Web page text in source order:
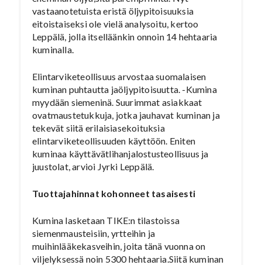
vastaanotetuista eristä öljypitoisuuksia
eitoistaiseksi ole vielä analysoitu, kertoo
Leppälä, jolla itselläänkin onnoin 14 hehtaaria
kuminalla.
Elintarviketeollisuus arvostaa suomalaisen
kuminan puhtautta jaöljypitoisuutta. -Kumina
myydään siemeninä. Suurimmat asiakkaat
ovatmaustetukkuja, jotka jauhavat kuminan ja
tekevät siitä erilaisiasekoituksia
elintarviketeollisuuden käyttöön. Eniten
kuminaa käyttävätlihanjalostusteollisuus ja
juustolat, arvioi Jyrki Leppälä.
Tuottajahinnat kohonneet tasaisesti
Kumina lasketaan TIKE:n tilastoissa
siemenmausteisiin, yrtteihin ja
muihinlääkekasveihin, joita tänä vuonna on
viljelyksessä noin 5300 hehtaaria.Siitä kuminan